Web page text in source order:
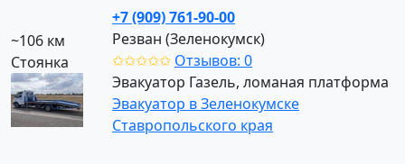
~106 км
Стоянка
+7 (909) 761-90-00
Резван (Зеленокумск)
✩✩✩✩✩ Отзывов: 0
Эвакуатор Газель, ломаная платформа
Эвакуатор в Зеленокумске
Ставропольского края